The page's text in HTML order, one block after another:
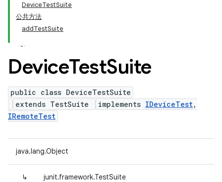
DeviceTestSuite
公共方法
addTestSuite
DeviceTestSuite
public class DeviceTestSuite
extends TestSuite
implements IDeviceTest,
IRemoteTest
java.lang.Object
↳ junit.framework.TestSuite